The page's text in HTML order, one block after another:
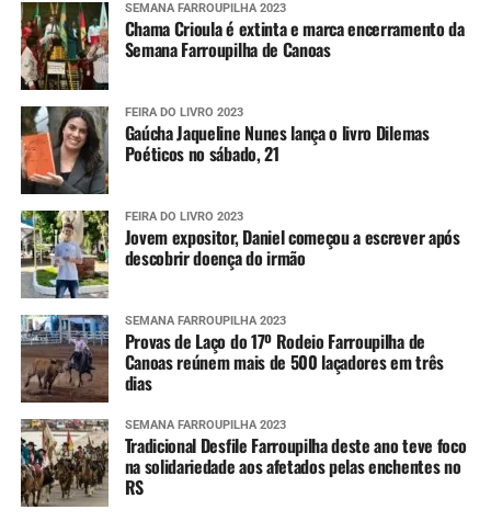
SEMANA FARROUPILHA 2023
Chama Crioula é extinta e marca encerramento da
Semana Farroupilha de Canoas
FEIRA DO LIVRO 2023
Gaúcha Jaqueline Nunes lança o livro Dilemas
Poéticos no sábado, 21
FEIRA DO LIVRO 2023
Jovem expositor, Daniel começou a escrever após
descobrir doença do irmão
SEMANA FARROUPILHA 2023
Provas de Laço do 17º Rodeio Farroupilha de
Canoas reúnem mais de 500 laçadores em três
dias
SEMANA FARROUPILHA 2023
Tradicional Desfile Farroupilha deste ano teve foco
na solidariedade aos afetados pelas enchentes no
RS